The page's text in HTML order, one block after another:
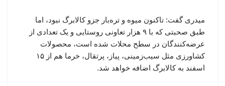
میدری گفت: تاکنون میوه و تره‌بار جزو کالابرگ نبود، اما
طبق صحبتی که با ۹ هزار تعاونی روستایی و یک تعدادی از
عرضه‌کنندگان در سطح محلات شده است، محصولات
کشاورزی مثل سیب‌زمینی، پیاز، پرتقال، خرما هم از ۱۵
اسفند به کالابرگ اضافه خواهد شد.